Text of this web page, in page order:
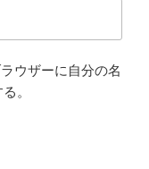
ウザーに自分の名
。